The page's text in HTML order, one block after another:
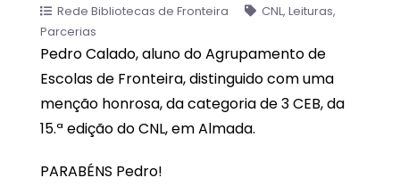
Rede Bibliotecas de Fronteira
CNL Leituras
Parcerias
Pedro Calado, aluno do Agrupamento de
Escolas de Fronteira, distinguido com uma
menção honrosa, da categoria de 3 CEB, da
15.ª edição do CNL, em Almada.
PARABÉNS Pedro!